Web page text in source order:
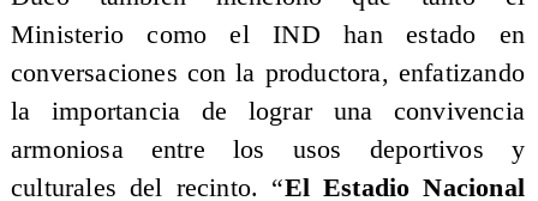
Ministerio como el IND han estado en
conversaciones con la productora, enfatizando
la importancia de lograr una convivencia
armoniosa entre los usos deportivos y
culturales del recinto. “El Estadio Nacional